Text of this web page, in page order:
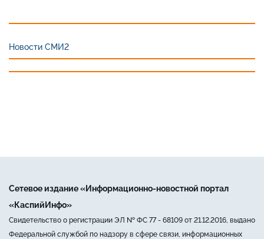
Новости СМИ2
Сетевое издание «Информационно-новостной портал
«КаспийИнфо»
Свидетельство о регистрации ЭЛ № ФС 77 - 68109 от 21.12.2016, выдано
Федеральной службой по надзору в сфере связи, информационных